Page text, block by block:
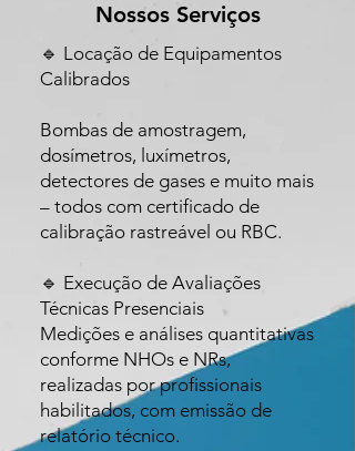
Nossos Serviços
🔹 Locação de Equipamentos
Calibrados
Bombas de amostragem,
dosímetros, luxímetros,
detectores de gases e muito mais
– todos com certificado de
calibração rastreável ou RBC.
🔹 Execução de Avaliações
Técnicas Presenciais
Medições e análises quantitativas
conforme NHOs e NRs,
realizadas por profissionais
habilitados, com emissão de
relatório técnico.